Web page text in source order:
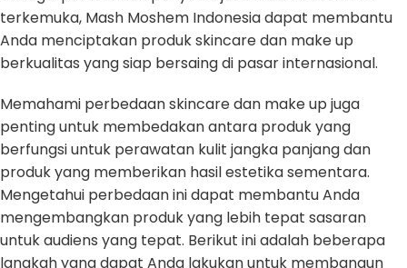
terkemuka, Mash Moshem Indonesia dapat membantu
Anda menciptakan produk skincare dan make up
berkualitas yang siap bersaing di pasar internasional.
Memahami perbedaan skincare dan make up juga
penting untuk membedakan antara produk yang
berfungsi untuk perawatan kulit jangka panjang dan
produk yang memberikan hasil estetika sementara.
Mengetahui perbedaan ini dapat membantu Anda
mengembangkan produk yang lebih tepat sasaran
untuk audiens yang tepat. Berikut ini adalah beberapa
langkah yang dapat Anda lakukan untuk membangun